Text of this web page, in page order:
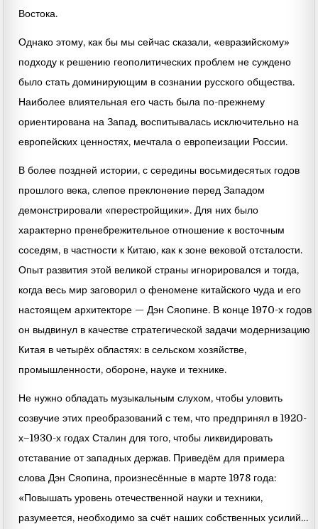
Востока.
Однако этому, как бы мы сейчас сказали, «евразийскому»
подходу к решению геополитических проблем не суждено
было стать доминирующим в сознании русского общества.
Наиболее влиятельная его часть была по-прежнему
ориентирована на Запад, воспитывалась исключительно на
европейских ценностях, мечтала о европеизации России.
В более поздней истории, с середины восьмидесятых годов
прошлого века, слепое преклонение перед Западом
демонстрировали «перестройщики». Для них было
характерно пренебрежительное отношение к восточным
соседям, в частности к Китаю, как к зоне вековой отсталости.
Опыт развития этой великой страны игнорировался и тогда,
когда весь мир заговорил о феномене китайского чуда и его
настоящем архитекторе — Дэн Сяопине. В конце 1970-х годов
он выдвинул в качестве стратегической задачи модернизацию
Китая в четырёх областях: в сельском хозяйстве,
промышленности, обороне, науке и технике.
Не нужно обладать музыкальным слухом, чтобы уловить
созвучие этих преобразований с тем, что предпринял в 1920-
х–1930-х годах Сталин для того, чтобы ликвидировать
отставание от западных держав. Приведём для примера
слова Дэн Сяопина, произнесённые в марте 1978 года:
«Повышать уровень отечественной науки и техники,
разумеется, необходимо за счёт наших собственных усилий…